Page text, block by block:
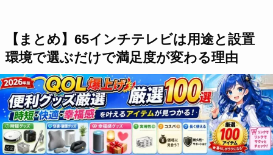
【まとめ】65インチテレビは用途と設置
環境で選ぶだけで満足度が変わる理由
65インチテレビは価格差よりも「選び方の差」が
満足度を左右します。
安さだけで決めず、用途・画質・接続性を基準に